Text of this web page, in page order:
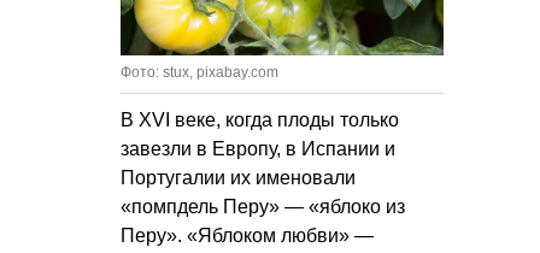
Фото: stux, pixabay.com
В XVI веке, когда плоды только
завезли в Европу, в Испании и
Португалии их именовали
«помпдель Перу» — «ябло­ко из
Перу». «Яблоком любви» —